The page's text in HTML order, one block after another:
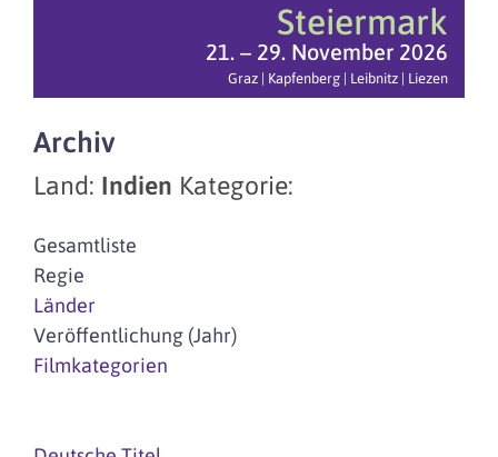
Steiermark
21. – 29. November 2026
Graz | Kapfenberg | Leibnitz | Liezen
Archiv
Land: Indien Kategorie:
Gesamtliste
Regie
Länder
Veröffentlichung (Jahr)
Filmkategorien